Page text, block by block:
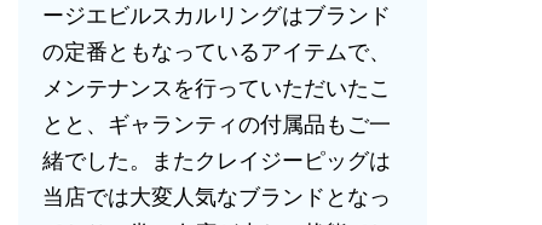
ージエビルスカルリングはブランド
の定番ともなっているアイテムで、
メンテナンスを行っていただいたこ
とと、ギャランティの付属品もご一
緒でした。またクレイジーピッグは
当店では大変人気なブランドとなっ